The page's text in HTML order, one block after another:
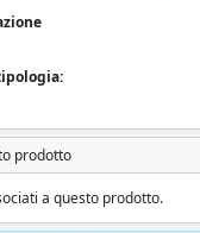
prodotto
a questo prodotto.